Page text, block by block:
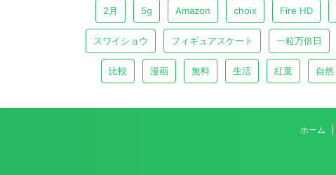
2月 5g Amazon choix Fire HD
スワイショウ フィギュアスケート 一粒万倍日
比較 漫画 無料 生活 紅葉 自然
ホーム